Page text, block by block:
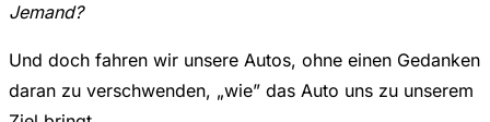
Jemand?
Und doch fahren wir unsere Autos, ohne einen Gedanken
daran zu verschwenden, „wie” das Auto uns zu unserem